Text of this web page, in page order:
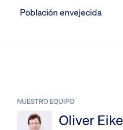
Población envejecida
NUESTRO EQUIPO
Oliver